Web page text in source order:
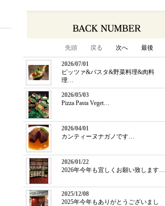
先頭 戻る 次へ 最後
2026/07/01
ピッツァ&パスタ&野菜料理&肉料
理…
2026/05/03
Pizza Pasta Veget…
2026/04/01
カンティーヌナガノです…
2026/01/22
2026年今年も宜しくお願い致します…
2025/12/08
2025年今年もありがとうございまし